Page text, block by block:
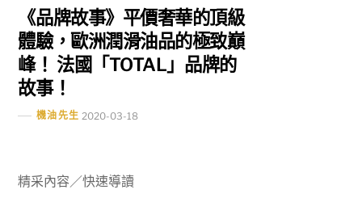
《品牌故事》平價奢華的頂級
體驗，歐洲潤滑油品的極致巔
峰！ 法國「TOTAL」品牌的
故事！
機油先生 2020-03-18
精采內容／快速導讀